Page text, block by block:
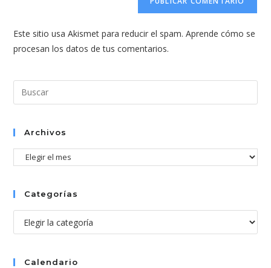
comentar
web
(opcional)
Este sitio usa Akismet para reducir el spam.Aprende cómo se
procesan los datos de tus comentarios.
el
Archivos
Archivos
Categorías
Categorías
Calendario